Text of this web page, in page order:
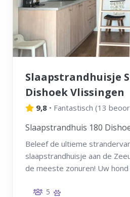
Slaapstrandhuisje
Dishoek Vlissingen
9,8 • Fantastisch (13
Slaapstrandhuis 180
Beleef de ultieme
slaapstrandhuisje aan de
de meeste zonuren! Uw
5